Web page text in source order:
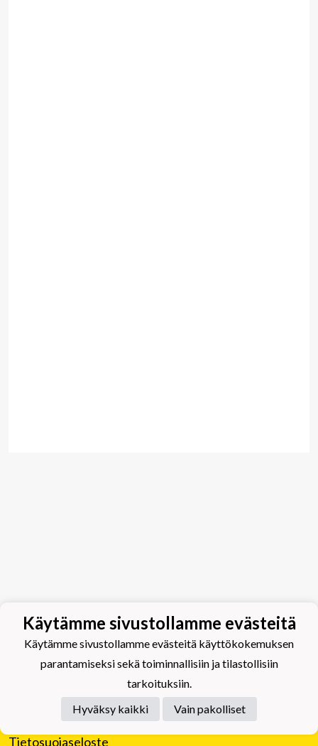
Tietosuojaseloste
Käytämme sivustollamme evästeitä
Käytämme sivustollamme evästeitä käyttökokemuksen
parantamiseksi sekä toiminnallisiin ja tilastollisiin
tarkoituksiin.
Hyväksy kaikki
Vain pakolliset